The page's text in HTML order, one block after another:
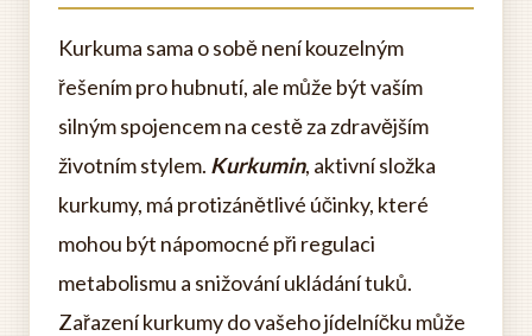
Kurkuma sama o sobě není kouzelným
řešením pro hubnutí, ale může být vaším
silným spojencem na cestě za zdravějším
životním stylem. Kurkumin, aktivní složka
kurkumy, má protizánětlivé účinky, které
mohou být nápomocné při regulaci
metabolismu a snižování ukládání tuků.
Zařazení kurkumy do vašeho jídelníčku může